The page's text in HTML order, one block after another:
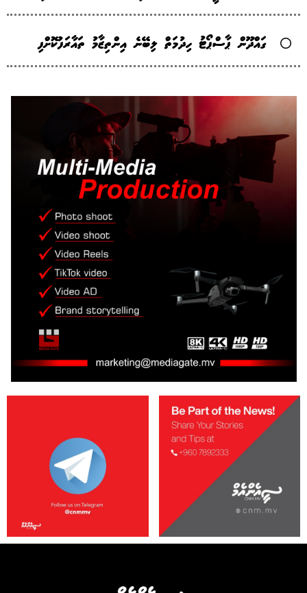
ގައްދޫން ޕާސްޕޯޓު ހިދުމަތް ލިބޭނެ އިންތިޒާމު ތައާރަފުކޮށްފި